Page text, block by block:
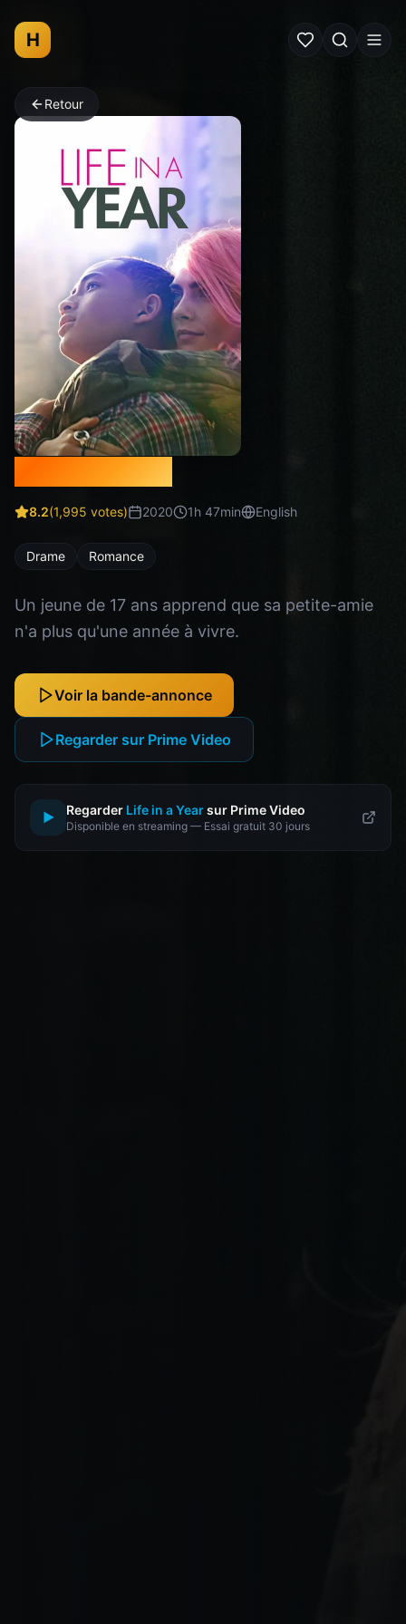
H
Retour
8.2(1,995 votes) 2020 1h 47min English
Drame Romance
Un jeune de 17 ans apprend que sa petite-amie
n'a plus qu'une année à vivre.
Voir la bande-annonce
Regarder sur Prime Video
▶ Regarder Life in a Yearsur Prime Video
Disponible en streaming — Essai gratuit 30 jours